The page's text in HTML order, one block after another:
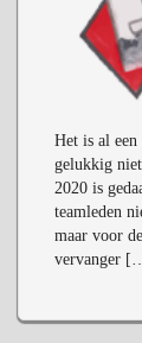
Het is al
gelukkig
2020 is
teamleden
maar voor
vervanger